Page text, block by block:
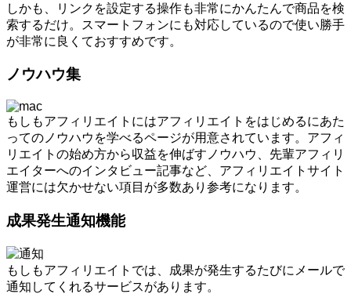
しかも、リンクを設定する操作も非常にかんたんで商品を検
索するだけ。スマートフォンにも対応しているので使い勝手
が非常に良くておすすめです。
ノウハウ集
もしもアフィリエイトにはアフィリエイトをはじめるにあた
ってのノウハウを学べるページが用意されています。アフィ
リエイトの始め方から収益を伸ばすノウハウ、先輩アフィリ
エイターへのインタビュー記事など、アフィリエイトサイト
運営には欠かせない項目が多数あり参考になります。
成果発生通知機能
もしもアフィリエイトでは、成果が発生するたびにメールで
通知してくれるサービスがあります。